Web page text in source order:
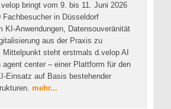
bringt vom 9. bis 11. Juni 2026
Fachbesucher in Düsseldorf
KI-Anwendungen, Datensouveränität
aus der Praxis zu
steht erstmals d.velop AI
agent center – einer Plattform für den
Einsatz auf Basis bestehender
mehr...